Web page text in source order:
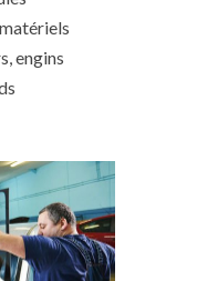
engins